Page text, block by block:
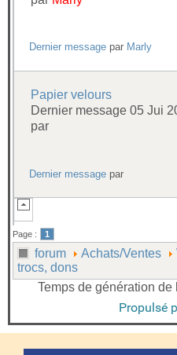
Dernier message par Marly
Papier velours
Dernier message 05 Jui
par
Dernier message par
Page : 1
forum Achats/Ventes
trocs, dons
Temps de génération
Propulsé